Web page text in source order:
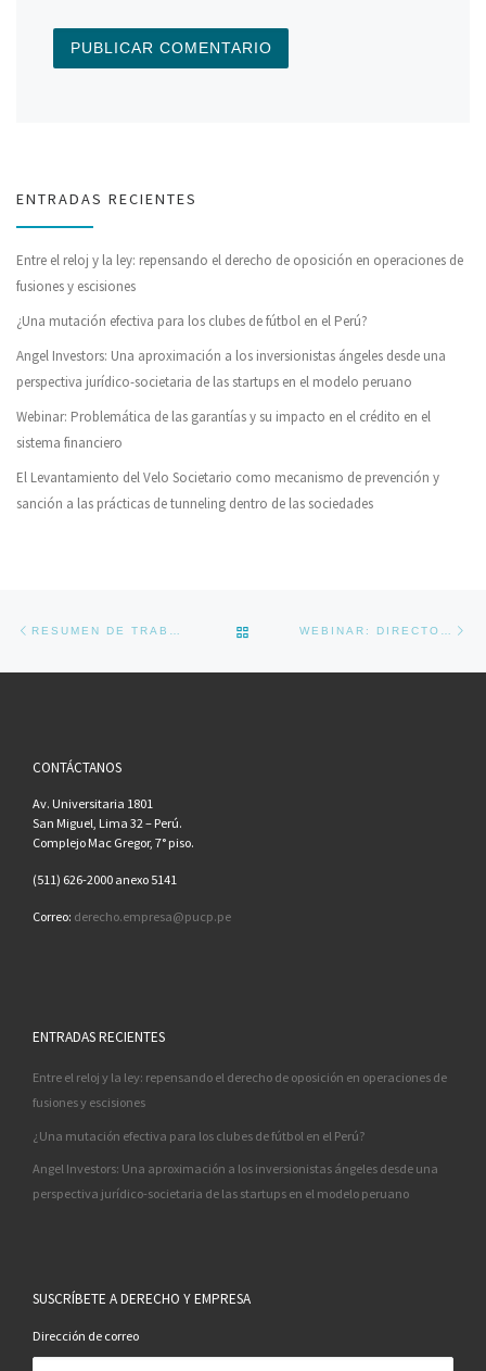
ENTRADAS RECIENTES
Entre el reloj y la ley: repensando el derecho de oposición en operaciones de
fusiones y escisiones
¿Una mutación efectiva para los clubes de fútbol en el Perú?
Angel Investors: Una aproximación a los inversionistas ángeles desde una
perspectiva jurídico-societaria de las startups en el modelo peruano
Webinar: Problemática de las garantías y su impacto en el crédito en el
sistema financiero
El Levantamiento del Velo Societario como mecanismo de prevención y
sanción a las prácticas de tunneling dentro de las sociedades
BACK TO POST LIST
CONTÁCTANOS
Av. Universitaria 1801
San Miguel, Lima 32 – Perú.
Complejo Mac Gregor, 7° piso.
(511) 626-2000 anexo 5141
Correo: derecho.empresa@pucp.pe
ENTRADAS RECIENTES
Entre el reloj y la ley: repensando el derecho de oposición en operaciones de
fusiones y escisiones
¿Una mutación efectiva para los clubes de fútbol en el Perú?
Angel Investors: Una aproximación a los inversionistas ángeles desde una
perspectiva jurídico-societaria de las startups en el modelo peruano
SUSCRÍBETE A DERECHO Y EMPRESA
Dirección de correo